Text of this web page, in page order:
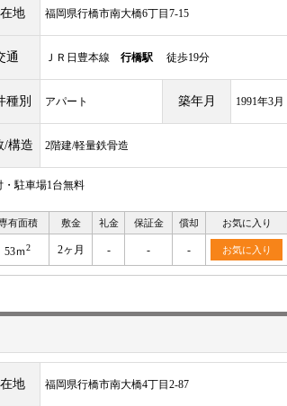
地 福岡県行橋市南大橋6丁目7-15
通 ＪＲ日豊本線 行橋駅 徒歩19分
種別 アパート 築年月 1991年3月
/構造 2階建/軽量鉄骨造
駐車場1台無料
有面積 敷金 礼金 保証金 償却 お気に入り
53ｍ2 2ヶ月 - - - お気に入り
地 福岡県行橋市南大橋4丁目2-87